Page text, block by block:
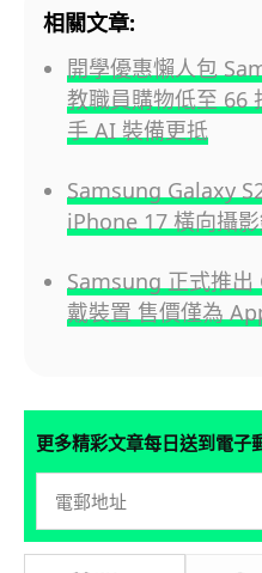
相關文章:
開學優惠懶人包
教職員購物低至
手 AI 裝備更抵
Samsung Galaxy
iPhone 17 橫向攝
Samsung 正式推出
戴裝置 售價僅為
更多精彩文章每日送到電子